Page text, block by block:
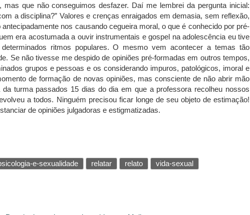
que não conseguimos desfazer. Daí me lembrei da pergunta inicial:
a disciplina?” Valores e crenças enraigados em demasia, sem reflexão,
nos causando cegueira moral, o que é conhecido por pré-
era acostumada a ouvir instrumentais e gospel na adolescência eu tive
ritmos populares. O mesmo vem acontecer a temas tão
Se não tivesse me despido de opiniões pré-formadas em outros tempos,
grupos e pessoas e os considerando impuros, patológicos, imoral e
de formação de novas opiniões, mas consciente de não abrir mão
turma passados 15 dias do dia em que a professora recolheu nossos
a todos. Ninguém precisou ficar longe de seu objeto de estimação!
de opiniões julgadoras e estigmatizadas.
e-sexualidade relatar relato vida-sexual